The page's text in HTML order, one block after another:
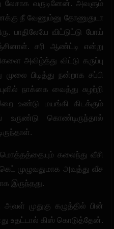
வருடினேன். அவளும்
நீ வேணும்னு தோணுதுடா
பாதிலேயே விட்டுட்டு போய்
சரி ஆண்ட்டி என்று
அவிழ்த்து விட்டு கருப்பு
பிடித்து நன்றாக சப்பி
நாக்கை வைத்து சுழற்றி
உண்டு மயங்கி கிடக்கும்
உருண்டு கொண்டிருந்தால்
கலைந்து வீசி
முழுவதுமாக அவுத்து வீச
இருந்தது.
அவள் முதுகு கழுத்தில் பின்
உதட்டால் கிஸ் கொடுத்தேன்.